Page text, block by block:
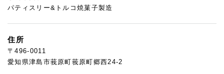
パティスリー&トルコ焼菓子製造
住所
〒496-0011
愛知県津島市莪原町莪原町郷西24-2